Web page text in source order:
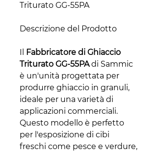
Triturato GG-55PA
Descrizione del Prodotto
Il
Fabbricatore di Ghiaccio
Triturato GG-55PAdi Sammic
è un'unità progettata per
produrre ghiaccio in granuli,
ideale per una varietà di
applicazioni commerciali.
Questo modello è perfetto
per l'esposizione di cibi
freschi come pesce e verdure,